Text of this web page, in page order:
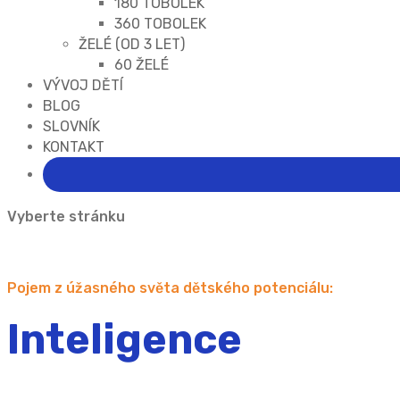
360 TOBOLEK
ŽELÉ (OD 3 LET)
60 ŽELÉ
VÝVOJ DĚTÍ
BLOG
SLOVNÍK
KONTAKT
Vyberte stránku
Pojem z úžasného světa dětského potenciálu:
Inteligence